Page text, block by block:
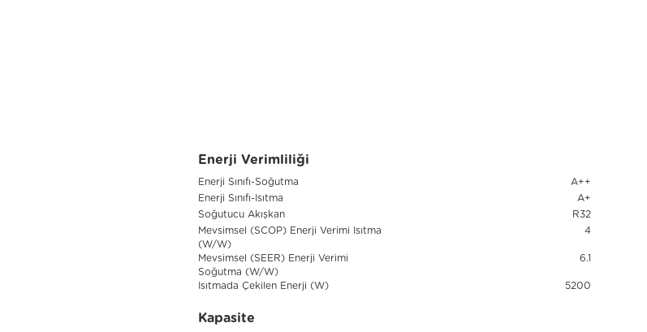
Enerji Verimliliği
Enerji Sınıfı-Soğutma
A++
Enerji Sınıfı-Isıtma
A+
Soğutucu Akışkan
R32
Mevsimsel (SCOP) Enerji Verimi Isıtma
(W/W)
4
Mevsimsel (SEER) Enerji Verimi
Soğutma (W/W)
6.1
Isıtmada Çekilen Enerji (W) 5200
Kapasite